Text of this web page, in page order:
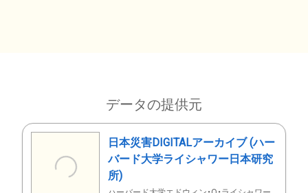
データの提供元
日本災害DIGITALアーカイブ (ハー
バード大学ライシャワー日本研究
所)